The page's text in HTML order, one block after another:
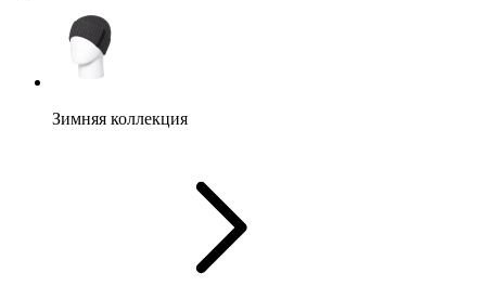
Зимняя коллекция